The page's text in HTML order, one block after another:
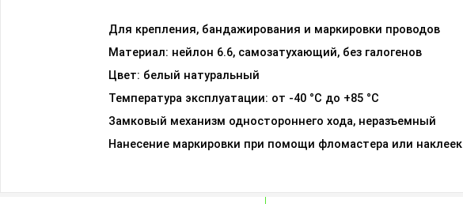
Для крепления, бандажирования и маркировки проводов
Материал: нейлон 6.6, самозатухающий, без галогенов
Цвет: белый натуральный
Температура эксплуатации: от -40 °С до +85 °С
Замковый механизм одностороннего хода, неразъемный
Нанесение маркировки при помощи фломастера или наклеек